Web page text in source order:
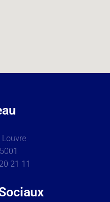
Louvre
21 11